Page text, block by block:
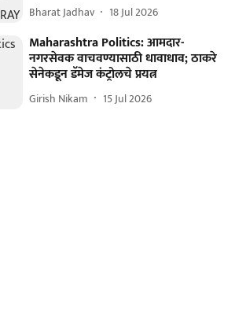
Bharat Jadhav 18 Jul 2026
Maharashtra Politics: आमदार-
नगरसेवक वाचवण्यासाठी धावाधाव; ठाकरे
सेनेकडून डॅमेज कंट्रोलचे प्रयत्न
Girish Nikam 15 Jul 2026